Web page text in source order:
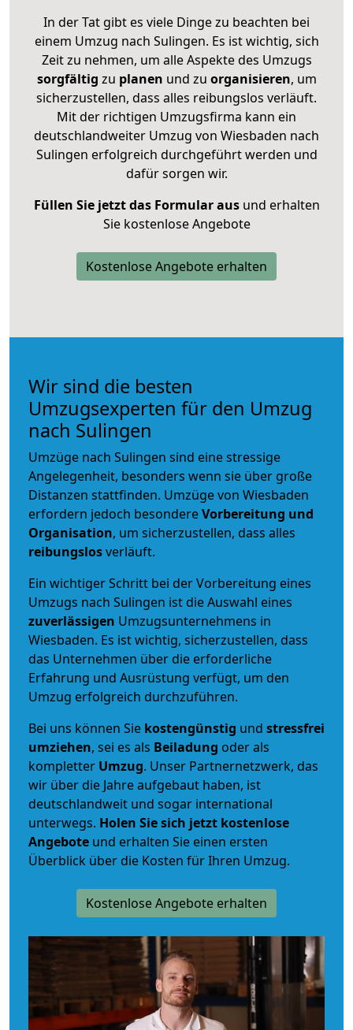
In der Tat gibt es viele Dinge zu beachten bei
einem Umzug nach Sulingen. Es ist wichtig, sich
Zeit zu nehmen, um alle Aspekte des Umzugs
sorgfältig zu planen und zu organisieren, um
sicherzustellen, dass alles reibungslos verläuft.
Mit der richtigen Umzugsfirma kann ein
deutschlandweiter Umzug von Wiesbaden nach
Sulingen erfolgreich durchgeführt werden und
dafür sorgen wir.
Füllen Sie jetzt das Formular ausund erhalten
Sie kostenlose Angebote
Kostenlose Angebote erhalten
Wir sind die besten
Umzugsexperten für den Umzug
nach Sulingen
Umzüge nach Sulingen sind eine stressige
Angelegenheit, besonders wenn sie über große
Distanzen stattfinden. Umzüge von Wiesbaden
erfordern jedoch besondereVorbereitung und
Organisation, um sicherzustellen, dass alles
reibungslosverläuft.
Ein wichtiger Schritt bei der Vorbereitung eines
Umzugs nach Sulingen ist die Auswahl eines
zuverlässigen Umzugsunternehmens in
Wiesbaden. Es ist wichtig, sicherzustellen, dass
das Unternehmen über die erforderliche
Erfahrung und Ausrüstung verfügt, um den
Umzug erfolgreich durchzuführen.
Bei uns können Sie kostengünstig und stressfrei
umziehen, sei es als Beiladung oder als
kompletter Umzug. Unser Partnernetzwerk, das
wir über die Jahre aufgebaut haben, ist
deutschlandweit und sogar international
unterwegs. Holen Sie sich jetzt kostenlose
Angebote und erhalten Sie einen ersten
Überblick über die Kosten für Ihren Umzug.
Kostenlose Angebote erhalten